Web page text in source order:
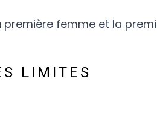
femme et la
LIMITES